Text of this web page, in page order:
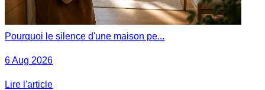
Pourquoi le silence d'une maison pe...
6 Aug 2026
Lire l'article